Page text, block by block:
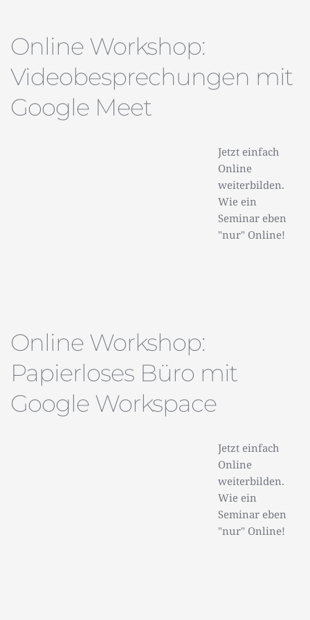
Online Workshop:
Videobesprechungen mit
Google Meet
Jetzt einfach
Online
weiterbilden.
Wie ein
Seminar eben
"nur" Online!
Online Workshop:
Papierloses Büro mit
Google Workspace
Jetzt einfach
Online
weiterbilden.
Wie ein
Seminar eben
"nur" Online!